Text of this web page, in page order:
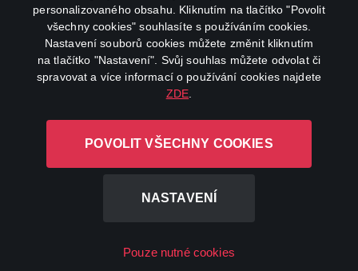
personalizovaného obsahu. Kliknutím na tlačítko "Povolit
všechny cookies" souhlasíte s používáním cookies.
Nastavení souborů cookies můžete změnit kliknutím
na tlačítko "Nastavení". Svůj souhlas můžete odvolat či
spravovat a více informací o používání cookies najdete
ZDE
POVOLIT VŠECHNY COOKIES
NASTAVENÍ
Pouze nutné cookies
youtube
L-1246 Luxembourg R.C.S.